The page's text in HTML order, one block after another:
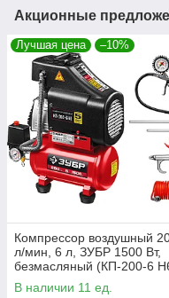
Акционные
Лучшая цена –10%
Компрессор воздушный
л/мин, 6 л, ЗУБР 1500 Вт,
безмасляный (КП-200-6
В наличии 11 ед.